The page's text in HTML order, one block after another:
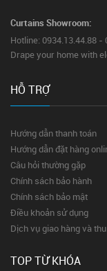
Curtains Showroom:
Hotline: 0934.13.44.88 -
Drape your home with
HỖ TRỢ
Hướng dẫn thanh toán
Hướng dẫn đặt hàng
Câu hỏi thường gặp
Chính sách bảo hành
Chính sách bảo mật
Điều khoản sử dụng
Dịch vụ giao hàng và
TOP TỪ KHÓA